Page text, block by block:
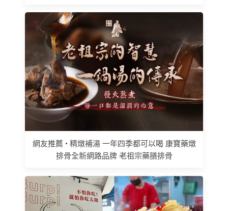
網友推薦 • 精燉補湯 一年四季都可以喝 康寶藥燉
排骨全新網路品牌 老祖宗藥膳排骨